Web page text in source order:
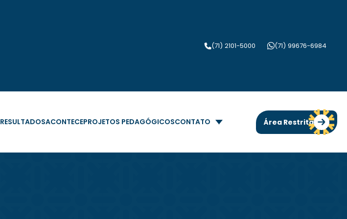
(71) 2101-5000 (71) 99676-6984
RESULTADOSACONTECEPROJETOS PEDAGÓGICOSCONTATO Área Restrita